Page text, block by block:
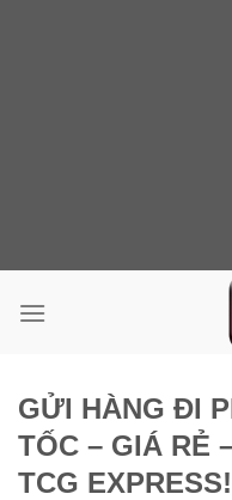
GỬI HÀNG ĐI
TỐC – GIÁ RẺ
TCG EXPRESS!